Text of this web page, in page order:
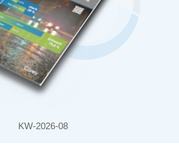
KW-2026-08